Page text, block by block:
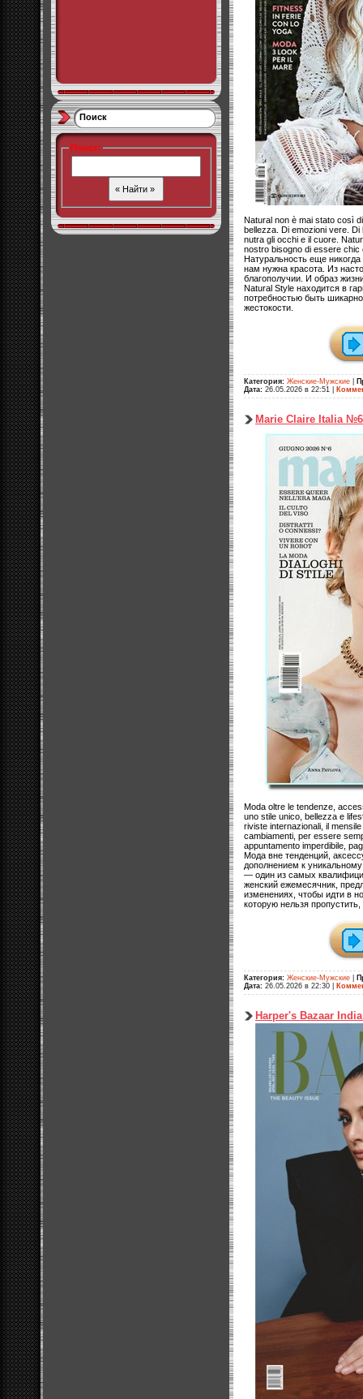
Поиск
Поиск:
Natural non è mai stato così
bellezza. Di emozioni vere.
nutra gli occhi e il cuore.
nostro bisogno di essere
Натуральность еще
нам нужна красота. Из
благополучии. И образ
Natural Style находится в
потребностью быть
жестокости.
Категория: Женские-Мужские
Дата: 26.05.2026 в 22:51
Marie Claire Italia №6
Moda oltre le tendenze,
uno stile unico, bellezza e
riviste internazionali, il
cambiamenti, per essere
appuntamento imperdibile,
Мода вне тенденций,
дополнением к
— один из самых
женский ежемесячник,
изменениях, чтобы идти в
которую нельзя
Категория: Женские-Мужские
Дата: 26.05.2026 в 22:30
Harper's Bazaar